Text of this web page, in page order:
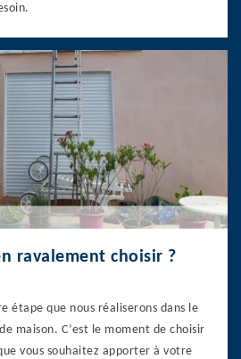
ravalement choisir ?
étape que nous réaliserons dans le
maison. C’est le moment de choisir
vous souhaitez apporter à votre